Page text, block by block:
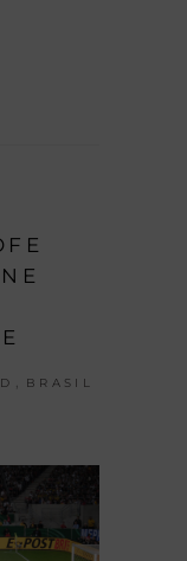
BRASIL